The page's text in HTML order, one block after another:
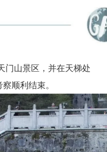
门山景区，并在天梯处
顺利结束。